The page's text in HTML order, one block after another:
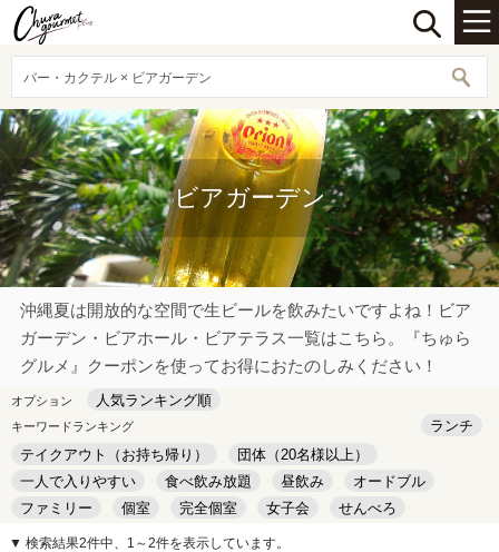
バー・カクテル × ビアガーデン
ビアガーデン
沖縄夏は開放的な空間で生ビールを飲みたいですよね！ビア
ガーデン・ビアホール・ビアテラス一覧はこちら。『ちゅら
グルメ』クーポンを使ってお得におたのしみください！
オプション 人気ランキング順
キーワードランキング
ランチ
テイクアウト（お持ち帰り）
団体（20名様以上）
一人で入りやすい
食べ飲み放題 昼飲み
オードブル
ファミリー
個室 完全個室 女子会
せんべろ
キッズルーム
安い デート
▼ 検索結果2件中、1～2件を表示しています。